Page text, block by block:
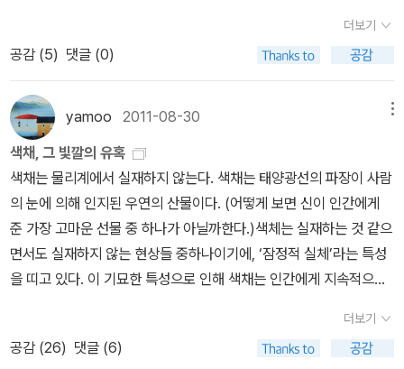
적으로 생각한다. 약이 아니라도 약이라고 알고 먹으면 효과가 있는
위약효과(플라세보 효과) 정도로 보고 있다. 그러므로 병원이 색채 치
료실을 만들 이유가 없다. 색깔마다 오랜 시간을 거쳐 상징적 이미지
를 갖고 있다는 것은 받아들일 수 있어도 특정 색의 치료 효과는 과학
적 접근과 거리가 멀다. 빨간색은 자연에서 접하는 불 또
는 피의 이미지와 연관된다. 불은 따스함, 피는 생명 등으로 연결된다.
따스함은 열정으로 이어지고 빨간 스포츠카도 그런 이미지에서 연상
된 것이다. 빨간색은 남성적인 색깔이다. 최초로 색채의 시각적 효과
를 증명한 독일의 대문호 괴테는 빨간색을 ‘색의 왕’이라고 했다. 실제
간색 염료가 너무나도 귀해서 귀족이나 왕족만이 빨간색 옷을 입을
수 있었다. 오래전부터 빨간색이 강력한 권력을 상징하는 의미로 알
이 되지만, 시를 쓴다는 것이 무엇인지를 알면 다음 시를 못 쓰게 된
다. 다음 시를 쓰기 위해서는 여태까지의 시에 대한 사변(思辨)을 모
조리 파산(破算)시켜야 한다. 혹은 파산을 시켰다고 생각해야 한다.
말을 바꾸어 하자면, 시작(詩作)은 <머리>로 하는 것이 아니고 <심
장>으로 하는 것도 아니고 <몸>으로 하는 것이다. <온몸>으로 밀고
나가는 것이다. 정확하게 말하자면, 온몸으로 동시에 밀고 나가는 것
이다. 그러면 온몸으로 동시에 무엇을 밀고 나가는가. 그러나ㅡ나의
모호성을 용서해 준다면ㅡ<무엇을>의 대답은 <동시에>의 안에 이
미 포함되어 있다고 생각된다. 즉, 온몸으로 동시에 온몸을 밀고 나가
는 것이 되고, 이 말은 곧 온몸으로 바로 온몸을 밀고 나가는 것이 된
다. 그런데 시의 사변에서 볼 때, 이러한 온몸에 의한 온몸의 이행이
것은 그림자를 의식하지 않는다. 그림자에조차도 의지하지 않는다.
느 순간에 집착하는 즉시” 나의 영혼은 영원히 너의 것이 될 것이다,
라는 것. 정작 <파우스트>를 읽지 않아도 인간, 특히 지식의 극점에
도달한 인간과 악마의 계약은 늘 ‘선악의 피안’을 넘어 타락의 심연까
지 가보고 싶은 우리의 욕망을 자극해 왔다. 하지만 이 작품의 핵심은
우리의 감미로운 기대와는 달리 악마 혹은 ‘악’의 향연이 아니라 악마
의 존재마저도 지배하는 신의 존재, ‘악’마저도 포용하는 ‘선’의 힘을
보여주는 데 있다. 메피스토펠레스는 처음 등장할 때부터
자신을 “항상 악을 원하면서도 항상 선을 창조해내는 힘의 일부분”이
라고 소개한다. 악마라는 신분상 부정(否定), 죄, 파괴 등 악의 영역
을 담당하나 그 역시 궁극적으로는 신에게로 수렴된다는 것이다. 그
렇다면 ‘원칙적으론’ 신의 닮은꼴인 인간은 어떠한가? 파우스트는 제
“내 가슴 속엔 아아!
두 개의 영혼이 깃들어서 / 하나가 다른 하나와 떨어지려고 하네. / 하
더보기
공감 (5) 댓글 (0)
yamoo 2011-08-30
색채, 그 빛깔의 유혹
색채는 물리계에서 실재하지 않는다. 색채는 태양광선의 파장이 사람
의 눈에 의해 인지된 우연의 산물이다. (어떻게 보면 신이 인간에게
준 가장 고마운 선물 중 하나가 아닐까한다.)색체는 실재하는 것 같으
면서도 실재하지 않는 현상들 중하나이기에, ‘잠정적 실체’라는 특성
을 띠고 있다. 이 기묘한 특성으로 인해 색채는 인간에게 지속적으로
이라는 감각기관을 통해서만 감지할 수 있는 색채는 오래전부터 인간
의 심리를 대변하는 것으로 여겨져 왔다. 곧 색채는 인간의 정서를 표
더보기
공감 (26) 댓글 (6)